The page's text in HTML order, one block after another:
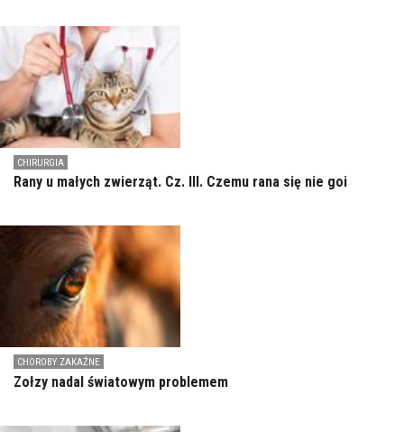
CHIRURGIA
Rany u małych zwierząt. Cz. III. Czemu rana się nie goi
CHOROBY ZAKAŹNE
Zołzy nadal światowym problemem